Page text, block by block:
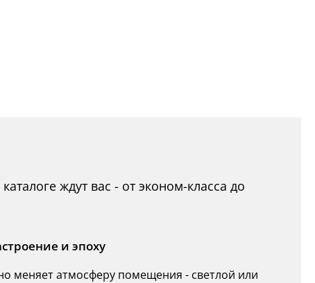
ждут вас - от эконом-класса до
и эпоху
меняет атмосферу помещения - светлой или